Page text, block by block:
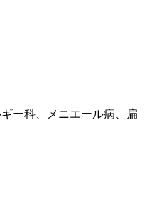
ー科、メニエール病、扁